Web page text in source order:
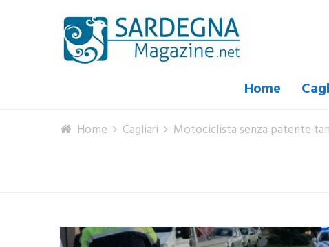
Home
Home Cagliari Motociclista senza patente